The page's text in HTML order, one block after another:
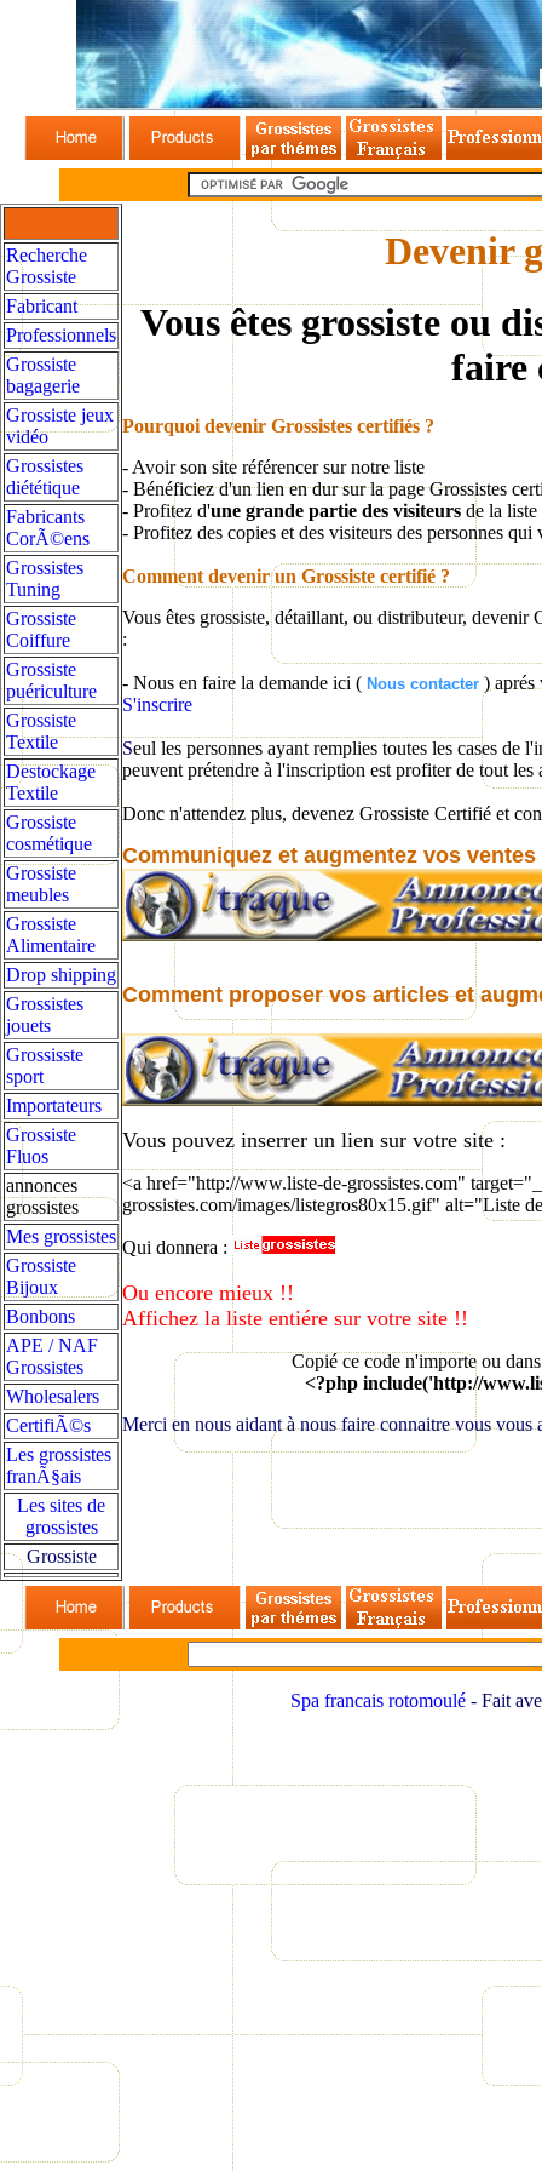
Recherche
Grossiste
Fabricant
Professionnels
Grossiste
bagagerie
Grossiste jeux
vidéo
Grossistes
diététique
Fabricants
CorÃ©ens
Grossistes
Tuning
Grossiste
Coiffure
Grossiste
puériculture
Grossiste
Textile
Destockage
Textile
Grossiste
cosmétique
Grossiste
meubles
Grossiste
Alimentaire
Drop shipping
Grossistes
jouets
Grossisste
sport
Importateurs
Grossiste
Fluos
annonces
grossistes
Mes grossistes
Grossiste
Bijoux
Bonbons
APE / NAF
Grossistes
Wholesalers
CertifiÃ©s
Les grossistes
franÃ§ais
Les sites de
grossistes
Grossiste
Devenir
Vous êtes grossiste ou
faire
Pourquoi devenir Grossistes certifiés ?
- Avoir son site référencer sur notre liste
- Bénéficiez d'un lien en dur sur la page Grossistes
- Profitez d'une grande partie des visiteurs de la liste
- Profitez des copies et des visiteurs des personnes
Comment devenir un Grossiste certifié ?
Vous êtes grossiste, détaillant, ou distributeur,
:
- Nous en faire la demande ici ( Nous contacter ) aprés
S'inscrire
Seul les personnes ayant remplies toutes les cases de
peuvent prétendre à l'inscription est profiter de tout les
Donc n'attendez plus, devenez Grossiste Certifié et
Communiquez et augmentez vos ventes
Comment proposer vos articles et
Vous pouvez inserrer un lien sur votre site :
<a href="http://www.liste-de-grossistes.com"
grossistes.com/images/listegros80x15.gif" alt="Liste
Qui donnera :
Ou encore mieux !!
Affichez la liste entiére sur votre site !!
Copié ce code n'importe ou
<?php include('http://
Merci en nous aidant à nous faire connaitre vous vous
Spa francais rotomoulé- Fait